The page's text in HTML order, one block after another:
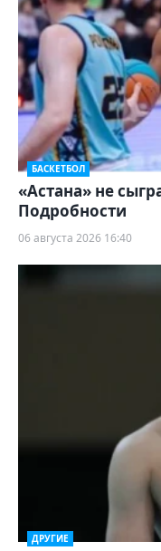
БАСКЕТБОЛ
«Астана» не
Подробности
06 августа 2026 16:40
ДРУГИЕ